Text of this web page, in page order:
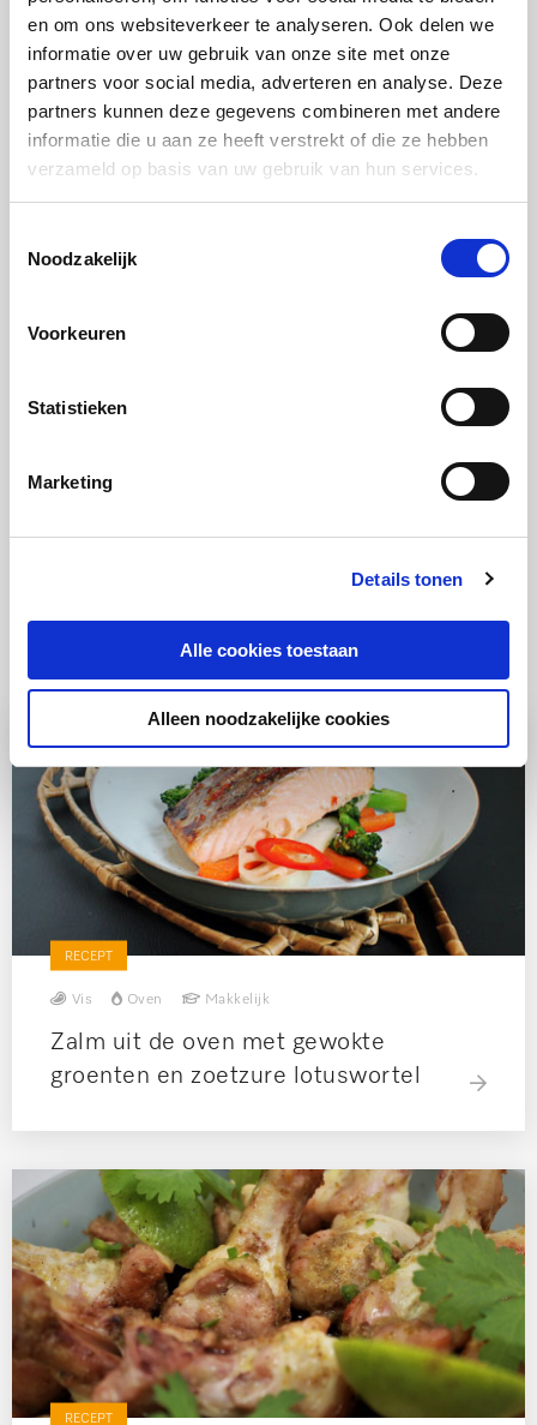
en om ons websiteverkeer te analyseren. Ook delen we
informatie over uw gebruik van onze site met onze
partners voor social media, adverteren en analyse. Deze
partners kunnen deze gegevens combineren met andere
informatie die u aan ze heeft verstrekt of die ze hebben
verzameld op basis van uw gebruik van hun services.
Noodzakelijk
Voorkeuren
Statistieken
Marketing
Details tonen
Alle cookies toestaan
Alleen noodzakelijke cookies
Zet de groenten in de oven.Circulatie grill 210 °C,
bereidingstijd 25 minuten. . 100 °C, 1 minuut
Circulatie grill 210C
Tijdsduur 25 minuten
Schep de groenten per soort langs elkaar in een
Tip: Voor een niet vegetarische variant is fijn
RECEPT
Vis Oven Makkelijk
Zalm uit de oven met gewokte
groenten en zoetzure lotuswortel
RECEPT